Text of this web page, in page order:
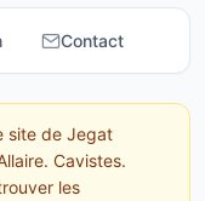
Contact
site de Jegat
Cavistes.
les